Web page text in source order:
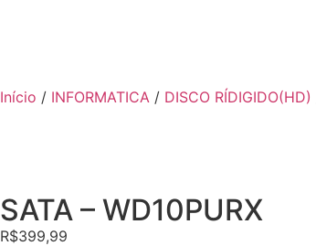
Início / INFORMATICA / DISCO RÍDIGIDO(HD)
SATA – WD10PURX
R$399,99